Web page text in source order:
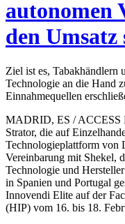
autonomen
den Umsatz
Ziel ist es, Tabakhändlern
Technologie an die Hand
Einnahmequellen
MADRID, ES / ACCESS
Strator, die auf
Technologieplattform von
Vereinbarung mit Shekel,
Technologie und
in Spanien und Portugal
Innovendi Elite auf der
(HIP) vom 16. bis 18.